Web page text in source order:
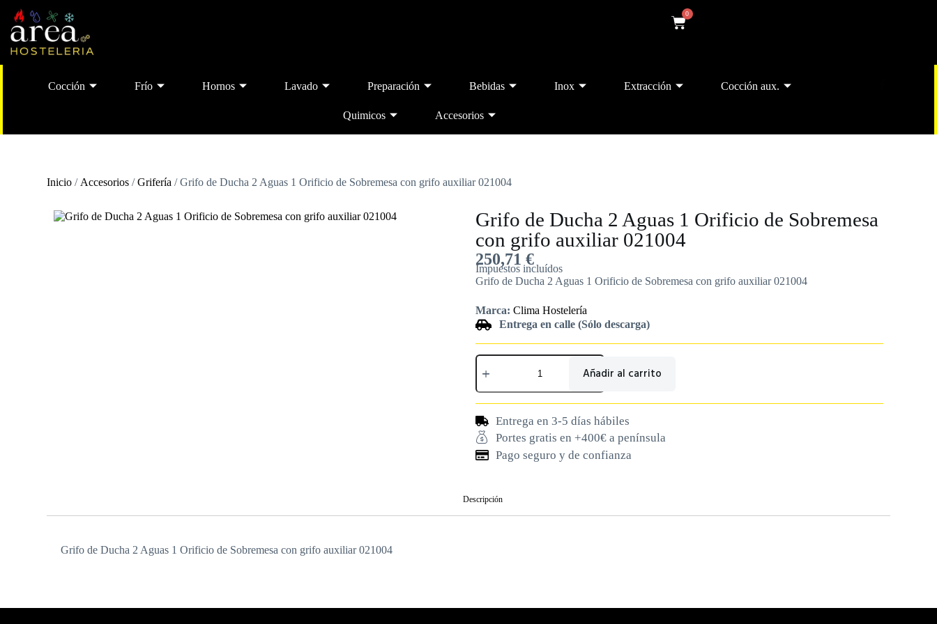
0
Cocción Frío Hornos Lavado Preparación Bebidas Inox Extracción Cocción aux.
Quimicos Accesorios
Inicio / Accesorios /Grifería / Grifo de Ducha 2 Aguas 1 Orificio de Sobremesa con grifo auxiliar 021004
Grifo de Ducha 2 Aguas 1 Orificio de Sobremesa
con grifo auxiliar 021004
250,71 €
Impuestos incluídos
Grifo de Ducha 2 Aguas 1 Orificio de Sobremesa con grifo auxiliar 021004
Marca: Clima Hostelería
Entrega en calle (Sólo descarga)
Añadir al carrito
Entrega en 3-5 días hábiles
Portes gratis en +400€ a península
Pago seguro y de confianza
Descripción
Grifo de Ducha 2 Aguas 1 Orificio de Sobremesa con grifo auxiliar 021004